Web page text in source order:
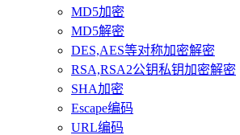
MD5加密
MD5解密
DES,AES等对称加密解密
RSA,RSA2公钥私钥加密解密
SHA加密
Escape编码
URL编码